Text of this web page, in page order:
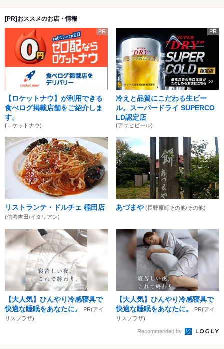
[PR]おススメのお店・情報
PR
【ロケットナウ】が利用できる
食べログ掲載店舗をご紹介しま
す。
(ロケットナウ)
PR
冷えと品質にこだわる生ビー
ル。スーパードライ SUPERCO
LD認定店
(アサヒビール)
リストランテ・ドルチェ 稲田店
(信濃吉田/イタリアン)
あづまや (長野原町その他/その他)
【大人気】ひんやり冷感寝具で
快適な睡眠をあなたに。
PR(アイ
リスプラザ)
【大人気】ひんやり冷感寝具で
快適な睡眠をあなたに。
PR(アイ
リスプラザ)
Recommended by